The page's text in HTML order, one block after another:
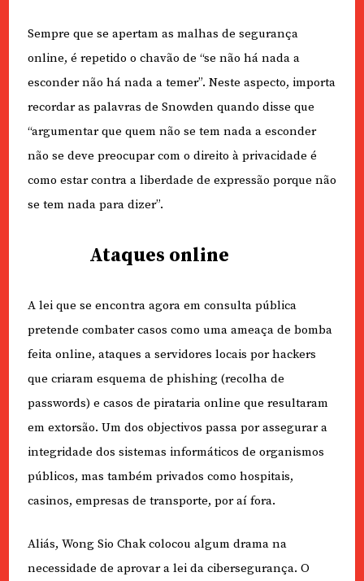
Sempre que se apertam as malhas de segurança
online, é repetido o chavão de “se não há nada a
esconder não há nada a temer”. Neste aspecto, importa
recordar as palavras de Snowden quando disse que
“argumentar que quem não se tem nada a esconder
não se deve preocupar com o direito à privacidade é
como estar contra a liberdade de expressão porque não
se tem nada para dizer”.
Ataques online
A lei que se encontra agora em consulta pública
pretende combater casos como uma ameaça de bomba
feita online, ataques a servidores locais por hackers
que criaram esquema de phishing (recolha de
passwords) e casos de pirataria online que resultaram
em extorsão. Um dos objectivos passa por assegurar a
integridade dos sistemas informáticos de organismos
públicos, mas também privados como hospitais,
casinos, empresas de transporte, por aí fora.
Aliás, Wong Sio Chak colocou algum drama na
necessidade de aprovar a lei da cibersegurança. O